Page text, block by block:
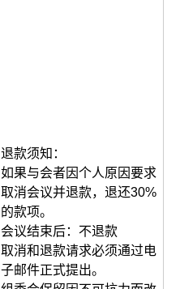
退款须知：
如果与会者因个人原因要求
取消会议并退款，退还30%
的款项。
会议结束后：不退款
取消和退款请求必须通过电
子邮件正式提出。